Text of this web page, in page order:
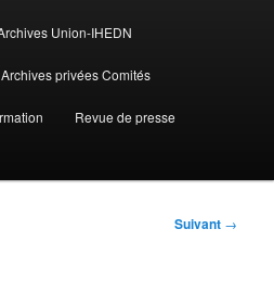
Union-IHEDN
Archives privées Comités
Revue de presse
Suivant →